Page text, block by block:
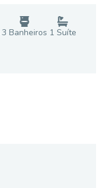
3 Banheiros 1 Suíte